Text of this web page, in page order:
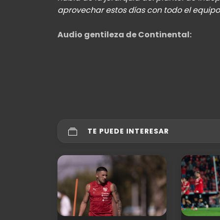
aprovechar estos días con todo el
Audio gentileza de Continental:
TE PUEDE INTERESAR